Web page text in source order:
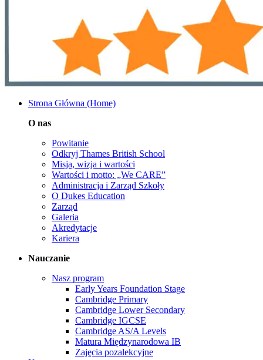
Strona Główna (Home)
O nas
Powitanie
Odkryj Thames British School
Misja, wizja i wartości
Wartości i motto: „We CARE”
Administracja i Zarząd Szkoły
O Dukes Education
Zarząd
Galeria
Akredytacje
Kariera
Nauczanie
Nasz program
Early Years Foundation Stage
Cambridge Primary
Cambridge Lower Secondary
Cambridge IGCSE
Cambridge AS/A Levels
Matura Międzynarodowa IB
Zajęcia pozalekcyjne